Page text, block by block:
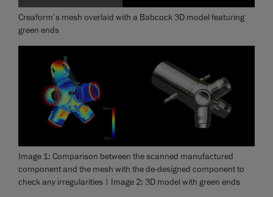
Creaform’s mesh overlaid with a Babcock 3D model featuring
green ends
Image 1: Comparison between the scanned manufactured
component and the mesh with the de-designed component to
check any irregularities | Image 2: 3D model with green ends